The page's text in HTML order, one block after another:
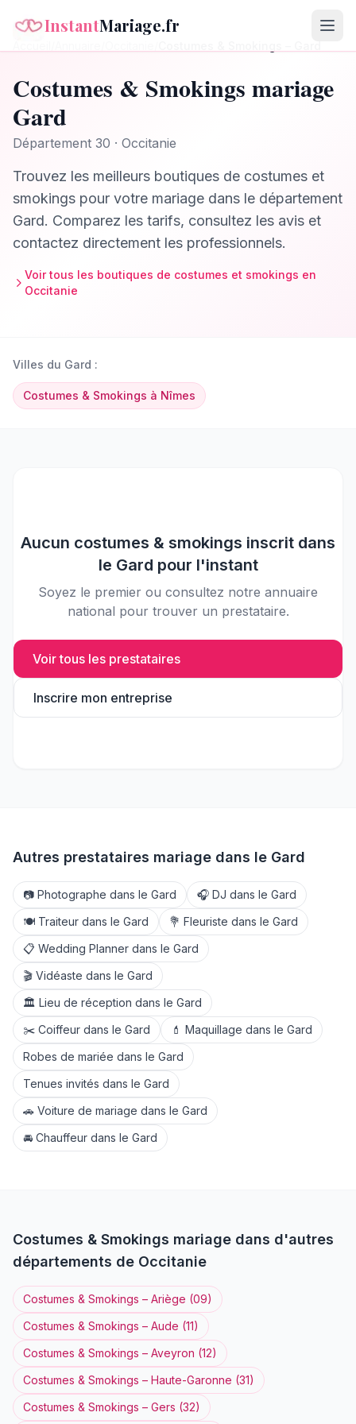
InstantMariage.fr
Costumes & Smokings mariage
Gard
Département 30 · Occitanie
Trouvez les meilleurs boutiques de costumes et
smokings pour votre mariage dans le département
Gard. Comparez les tarifs, consultez les avis et
contactez directement les professionnels.
Voir tous les boutiques de costumes et smokings en
Occitanie
Villes du Gard :
Costumes & Smokings à Nîmes
Aucun costumes & smokings inscrit dans
le Gard pour l'instant
Soyez le premier ou consultez notre annuaire
national pour trouver un prestataire.
Voir tous les prestataires
Inscrire mon entreprise
Autres prestataires mariage dans le Gard
📷 Photographe dans le Gard 🎧 DJ dans le Gard
🍽️ Traiteur dans le Gard 💐 Fleuriste dans le Gard
📋 Wedding Planner dans le Gard
🎬 Vidéaste dans le Gard
🏛️ Lieu de réception dans le Gard
✂️ Coiffeur dans le Gard 💄 Maquillage dans le Gard
Robes de mariée dans le Gard
Tenues invités dans le Gard
🚗 Voiture de mariage dans le Gard
🚘 Chauffeur dans le Gard
Costumes & Smokings mariage dans d'autres
départements de Occitanie
Costumes & Smokings – Ariège (09)
Costumes & Smokings – Aude (11)
Costumes & Smokings – Aveyron (12)
Costumes & Smokings – Haute-Garonne (31)
Costumes & Smokings – Gers (32)